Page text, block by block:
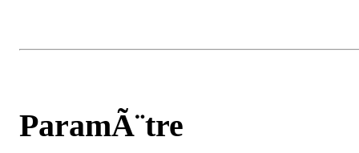
ParamÃ¨tre